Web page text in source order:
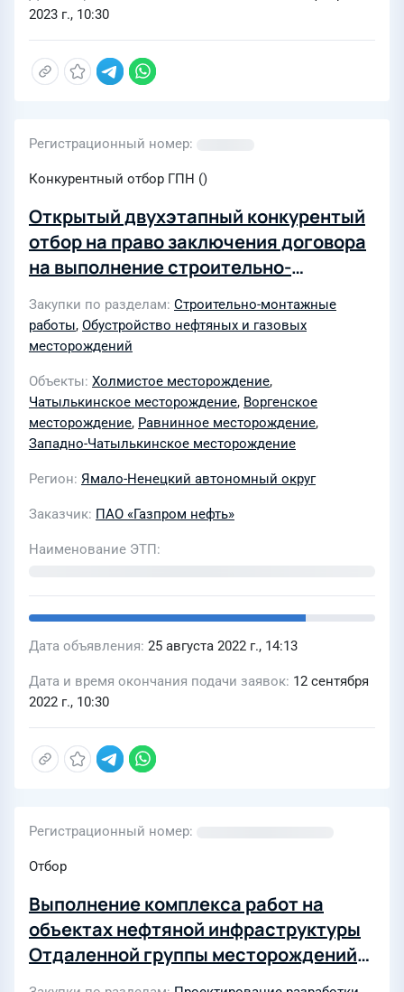
2023 г., 10:30
Регистрационный номер
Конкурентный отбор ГПН ()
Открытый двухэтапный конкурентый
отбор на право заключения договора
на выполнение строительно-
вспомогательной инфраструктуры
Отдаленной группы месторождений
2023-2024гг
Закупки по разделам Строительно-монтажные
работы, Обустройство нефтяных и газовых
месторождений
Объекты Холмистое месторождение,
Чатылькинское месторождение, Воргенское
месторождение, Равнинное месторождение,
Западно-Чатылькинское месторождение
Регион Ямало-Ненецкий автономный округ
Заказчик ПАО «Газпром нефть»
Наименование ЭТП
Дата объявления 25 августа 2022 г., 14:13
Дата и время окончания подачи заявок 12 сентября
2022 г., 10:30
Регистрационный номер
Отбор
Выполнение комплекса работ на
объектах нефтяной инфраструктуры
Отдаленной группы месторождений